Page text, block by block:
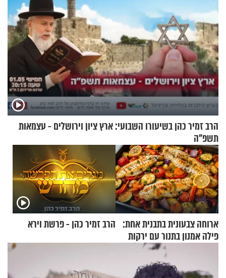
הרב זמיר כהן בשיעורו השבועי: ארץ ציון וירושלים - עצמאות
תשפ"ה
ארוחה צבעונית בתבנית אחת:
פילה אמנון בתנור עם ירקות
הרב זמיר כהן - פרשת וירא